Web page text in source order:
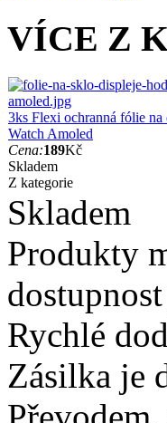
VÍCE Z
3ks Flexi ochranná fólie
Watch Amoled
Cena:189Kč
Skladem
Z kategorie
Skladem
Produkty
Rychlé
Zásilka je